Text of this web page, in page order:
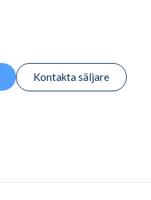
Kontakta säljare